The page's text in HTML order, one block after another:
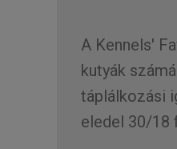
A Kennels'
kutyák
táplálkozási
eledel 30/18